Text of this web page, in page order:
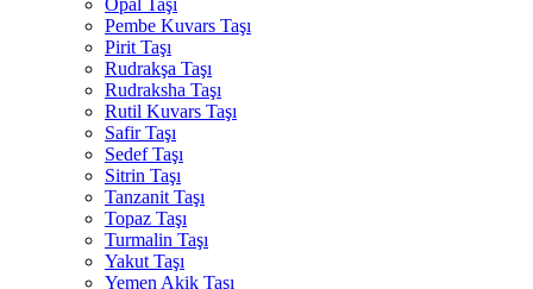
Opal Taşı
Pembe Kuvars Taşı
Pirit Taşı
Rudrakşa Taşı
Rudraksha Taşı
Rutil Kuvars Taşı
Safir Taşı
Sedef Taşı
Sitrin Taşı
Tanzanit Taşı
Topaz Taşı
Turmalin Taşı
Yakut Taşı
Yemen Akik Taşı